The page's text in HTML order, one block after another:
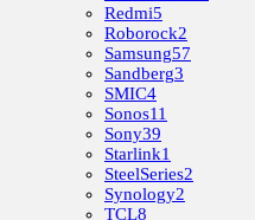
Redmi5
Roborock2
Samsung57
Sandberg3
SMIC4
Sonos11
Sony39
Starlink1
SteelSeries2
Synology2
TCL8